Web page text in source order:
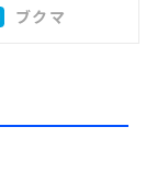
ブクマ